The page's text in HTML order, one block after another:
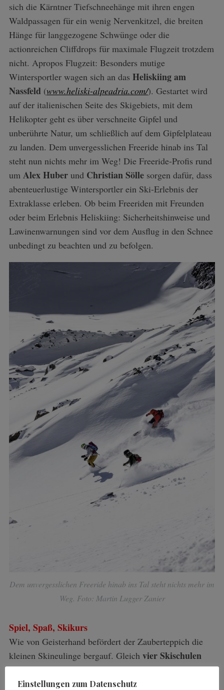
sich die Kärntner Tiefschneehänge mit ihren engen
Waldpassagen für ein wenig Nervenkitzel, die breiten
Hänge für langgezogene Schwünge oder die
actionreichen Cliffdrops für maximale Flugzeit trotzdem
nicht. Apropos Flugzeit: Besonders mutige
Wintersportler wagen sich an das Heliskiing am
Nassfeld(www.heliski-alpeadria.com/). Gestartet wird
auf der italienischen Seite des Skigebiets, mit dem
Helikopter geht es über verschneite Gipfel und
unberührte Natur, um schließlich auf dem Gipfelplateau
zu landen. Dem unvergesslichen Freeride hinab ins Tal
steht nun nichts mehr im Weg! Die Freeride-Profis rund
um Alex Huberund Christian Söllesorgen dafür, dass
abenteuerlustige Wintersportler ein Ski-Erlebnis der
Extraklasse erleben. Ob beim Freeriden mit Freunden
oder beim Erlebnis Heliskiing: Sicherheitshinweise und
Lawinenwarnungen sind vor dem Ausflug in den Schnee
unbedingt zu beachten und zu befolgen.
Dem unvergesslichen Freeride hinab ins Tal steht nichts mehr im
Weg. Foto: Martin Lugger Zanier
Spiel, Spaß, Skikurs
Wie von Geisterhand befördert der Zauberteppich die
kleinen Skineulinge bergauf. Gleichvier Skischulen
bringen am Nassfeld dem Nachwuchs den Umgang mit
den Brettern von der Pike auf bei. Bis sie fit sind für die
S
h
o
r
:
Einstellungen zum Datenschutz